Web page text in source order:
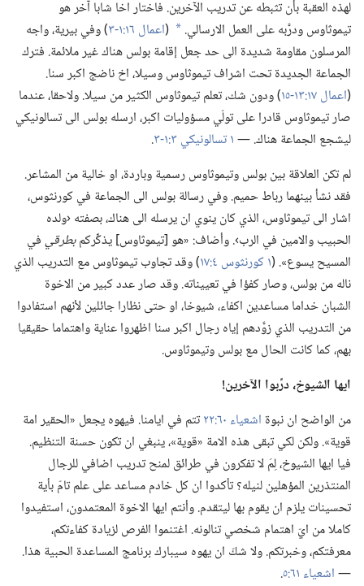
لهذه العقبة بأن تثبطه عن تدريب الآخرين.‏ فاختار اخا شابا آخر هو
تيموثاوس ودرَّبه على العمل الارسالي.‏ *
(‏اعمال ١٦:‏١-‏٣
‏)‏ وفي بيرية،‏ واجه
المرسلون مقاومة شديدة الى حد جعل إقامة بولس هناك غير ملائمة.‏ فترك
الجماعة الجديدة تحت اشراف تيموثاوس وسيلا،‏ اخ ناضج اكبر سنا.‏
(‏اعمال ١٧:‏١٣-‏١٥
‏)‏ ودون شك،‏ تعلم تيموثاوس الكثير من سيلا.‏ ولاحقا،‏ عندما
صار تيموثاوس قادرا على تولّي مسؤوليات اكبر،‏ ارسله بولس الى تسالونيكي
ليشجع الجماعة هناك.‏ —‏١ تسالونيكي ٣:‏١-‏٣
‏.‏
لم تكن العلاقة بين بولس وتيموثاوس رسمية وباردة،‏ او خالية من المشاعر.‏
فقد نشأ بينهما رباط حميم.‏ وفي رسالة بولس الى الجماعة في كورنثوس،‏
اشار الى تيموثاوس،‏ الذي كان ينوي ان يرسله الى هناك،‏ بصفته ‹ولده
الحبيب والامين في الرب›.‏ وأضاف:‏ «هو [تيموثاوس] يذكِّركمبطرقيفي
المسيح يسوع».‏ (‏١ كورنثوس ٤:‏١٧
‏)‏ وقد تجاوب تيموثاوس مع التدريب الذي
ناله من بولس،‏ وصار كفؤا في تعييناته.‏ وقد صار عدد كبير من الاخوة
الشبان خداما مساعدين اكفاء،‏ شيوخا،‏ او حتى نظارا جائلين لأنهم استفادوا
من التدريب الذي زوَّدهم إياه رجال اكبر سنا اظهروا عناية واهتماما حقيقيا
بهم،‏ كما كانت الحال مع بولس وتيموثاوس.‏
ايها الشيوخ،‏ درِّبوا الآخرين!‏
من الواضح ان نبوة اشعياء ٦٠:‏٢٢
تتم في ايامنا.‏ فيهوه يجعل «الحقير امة
قوية».‏ ولكن لكي تبقى هذه الامة «قوية»،‏ ينبغي ان تكون حسنة التنظيم.‏
فيا ايها الشيوخ،‏ لِمَ لا تفكرون في طرائق لمنح تدريب اضافي للرجال
المنتذرين المؤهلين لنيله؟‏ تأكدوا ان كل خادم مساعد على علم تامّ بأية
تحسينات يلزم ان يقوم بها ليتقدم.‏ وأنتم ايها الاخوة المعتمدون،‏ استفيدوا
كاملا من ايّ اهتمام شخصي تنالونه.‏ اغتنموا الفرص لزيادة كفاءتكم،‏
معرفتكم،‏ وخبرتكم.‏ ولا شكّ ان يهوه سيبارك برنامج المساعدة الحبية هذا.‏
—‏اشعياء ٦١:‏٥
‏.‏